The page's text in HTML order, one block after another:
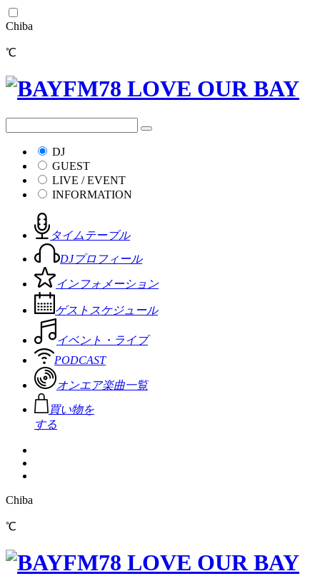
Chiba
℃
DJ
GUEST
LIVE / EVENT
INFORMATION
タイムテーブル
DJプロフィール
インフォメーション
ゲストスケジュール
イベント・ライブ
PODCAST
オンエア楽曲一覧
買い物を
する
Chiba
℃